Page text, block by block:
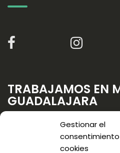
Gestionar el
cookies
TRABAJAMOS EN
GUADALAJARA